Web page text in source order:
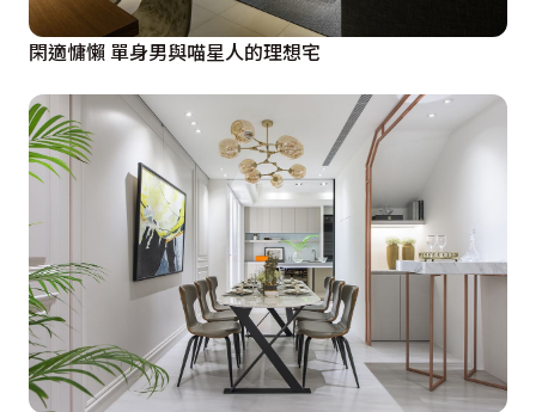
閑適慵懶 單身男與喵星人的理想宅